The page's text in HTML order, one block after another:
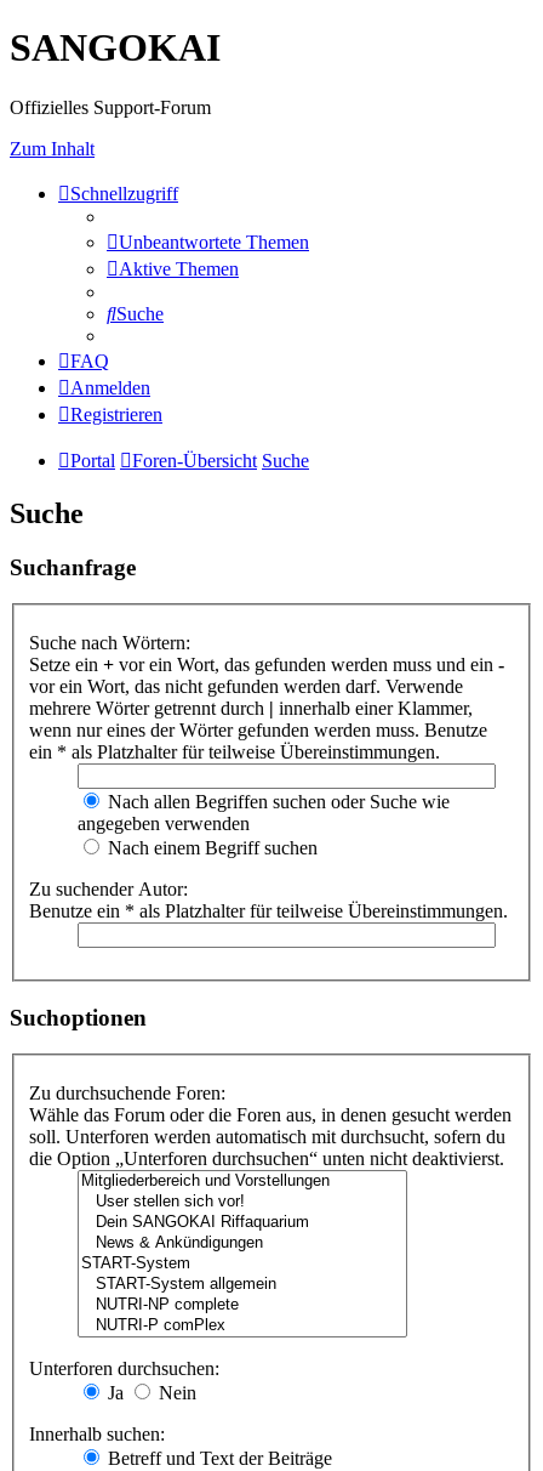
SANGOKAI
Offizielles Support-Forum
Zum Inhalt
Schnellzugriff
Unbeantwortete Themen
Aktive Themen
Suche
FAQ
Anmelden
Registrieren
Portal Foren-Übersicht Suche
Suche
Suchanfrage
Suche nach Wörtern:
Setze ein + vor ein Wort, das gefunden werden muss und ein -
vor ein Wort, das nicht gefunden werden darf. Verwende
mehrere Wörter getrennt durch | innerhalb einer Klammer,
wenn nur eines der Wörter gefunden werden muss. Benutze
ein * als Platzhalter für teilweise Übereinstimmungen.
Nach allen Begriffen suchen oder Suche wie
angegeben verwenden
Nach einem Begriff suchen
Zu suchender Autor:
Benutze ein * als Platzhalter für teilweise Übereinstimmungen.
Suchoptionen
Zu durchsuchende Foren:
Wähle das Forum oder die Foren aus, in denen gesucht werden
soll. Unterforen werden automatisch mit durchsucht, sofern du
die Option „Unterforen durchsuchen“ unten nicht deaktivierst.
Unterforen durchsuchen:
Ja
Nein
Innerhalb suchen:
Betreff und Text der Beiträge